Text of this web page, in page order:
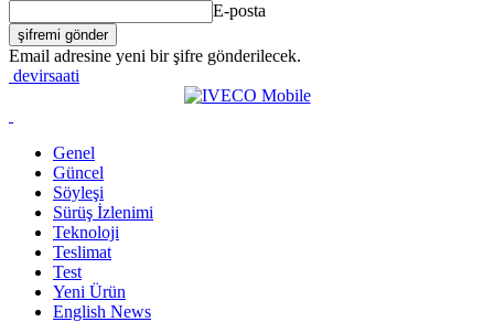
E-posta
Email adresine yeni bir şifre gönderilecek.
devirsaati
Genel
Güncel
Söyleşi
Sürüş İzlenimi
Teknoloji
Teslimat
Test
Yeni Ürün
English News